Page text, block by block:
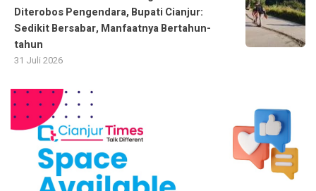
Diterobos Pengendara, Bupati Cianjur:
Sedikit Bersabar, Manfaatnya Bertahun-
tahun
31 Juli 2026